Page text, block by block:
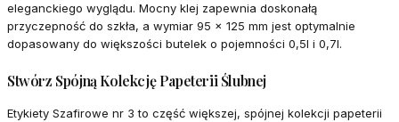
eleganckiego wyglądu. Mocny klej zapewnia doskonałą
przyczepność do szkła, a wymiar 95 x 125 mm jest optymalnie
dopasowany do większości butelek o pojemności 0,5l i 0,7l.
Stwórz Spójną Kolekcję Papeterii Ślubnej
Etykiety Szafirowe nr 3 to część większej, spójnej kolekcji papeterii